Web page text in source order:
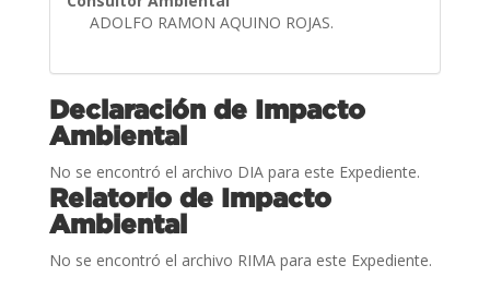
ADOLFO RAMON AQUINO ROJAS.
Declaración de Impacto
Ambiental
No se encontró el archivo DIA para este Expediente.
Relatorio de Impacto
Ambiental
No se encontró el archivo RIMA para este Expediente.